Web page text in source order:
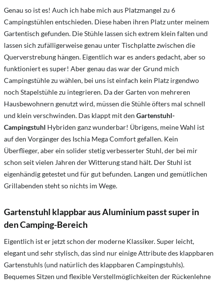
Genau so ist es! Auch ich habe mich aus Platzmangel zu 6
Campingstühlen entschieden. Diese haben ihren Platz unter meinem
Gartentisch gefunden. Die Stühle lassen sich extrem klein falten und
lassen sich zufälligerweise genau unter Tischplatte zwischen die
Querverstrebung hängen. Eigentlich war es anders gedacht, aber so
funktioniert es super! Aber genau das war der Grund mich
Campingstühle zu wählen, bei uns ist einfach kein Platz irgendwo
noch Stapelstühle zu integrieren. Da der Garten von mehreren
Hausbewohnern genutzt wird, müssen die Stühle öfters mal schnell
und klein verschwinden. Das klappt mit den Gartenstuhl-
Campingstuhl Hybriden ganz wunderbar! Übrigens, meine Wahl ist
auf den Vorgänger des Ischia Mega Comfortgefallen. Kein
Überflieger, aber ein solider stetig verbesserter Stuhl, der bei mir
schon seit vielen Jahren der Witterung stand hält. Der Stuhl ist
eigenhändig getestet und für gut befunden. Langen und gemütlichen
Grillabenden steht so nichts im Wege.
Gartenstuhl klappbar aus Aluminium passt super in
den Camping-Bereich
Eigentlich ist er jetzt schon der moderne Klassiker. Super leicht,
elegant und sehr stylisch, das sind nur einige Attribute des klappbaren
Gartenstuhls (und natürlich des klappbaren Campingstuhls).
Bequemes Sitzen und flexible Verstellmöglichkeiten der Rückenlehne